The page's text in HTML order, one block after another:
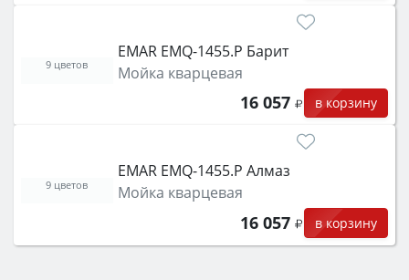
EMAR EMQ-1455.P Барит
Мойка кварцевая
16 057 в корзину
9 цветов
EMAR EMQ-1455.P Алмаз
Мойка кварцевая
16 057 в корзину
9 цветов